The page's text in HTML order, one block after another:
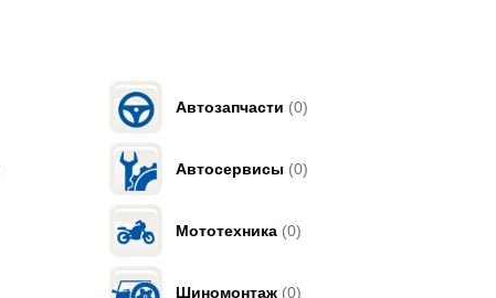
Автозапчасти (0)
Автосервисы (0)
Мототехника (0)
Шиномонтаж (0)